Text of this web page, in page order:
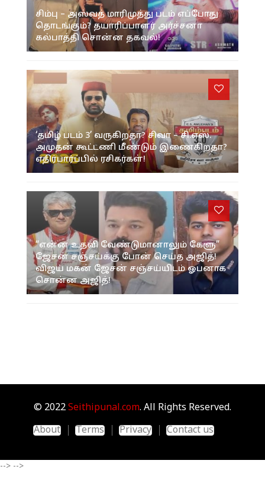
சிம்பு – அஸ்வத் மாரிமுத்து படம் எப்போது
தொடங்கும்? தயாரிப்பாளர் அர்ச்சனா
கல்பாத்தி சொன்ன தகவல்!
‘தமிழ் படம் 3’ வருகிறதா? சிவா – சி.எஸ்.
அமுதன் கூட்டணி மீண்டும் இணைகிறதா?
எதிர்பார்ப்பில் ரசிகர்கள்!
“என்ன உதவி வேண்டுமானாலும் கேளு”
ஜேசன் சஞ்சய்க்கு போன் செய்த அஜித்!
விஜய் மகன் ஜேசன் சஞ்சய்யிடம் ஓபனாக
சொன்ன அஜித்!
© 2022 Seithipunal.com. All Rights Reserved.
About
Terms Privacy Contact us
--> -->